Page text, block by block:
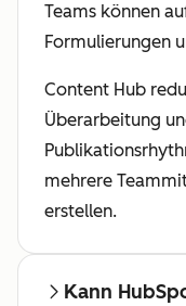
Teams können
Formulierungen
Content Hub
Überarbeitung
mehrere
erstellen.
Kann